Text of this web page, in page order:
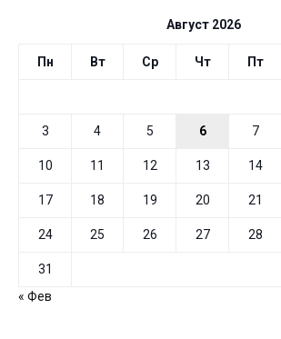
Август 2026
Пн Вт Ср Чт Пт
3 4 5 6 7
10 11 12 13 14
17 18 19 20 21
24 25 26 27 28
31
« Фев